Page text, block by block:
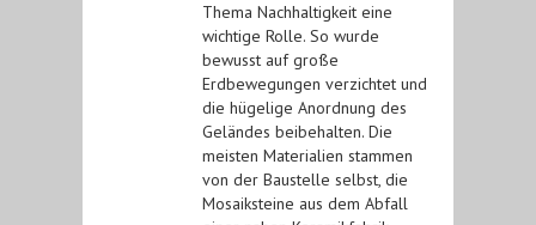
Thema Nachhaltigkeit eine
wichtige Rolle. So wurde
bewusst auf große
Erdbewegungen verzichtet und
die hügelige Anordnung des
Geländes beibehalten. Die
meisten Materialien stammen
von der Baustelle selbst, die
Mosaiksteine aus dem Abfall